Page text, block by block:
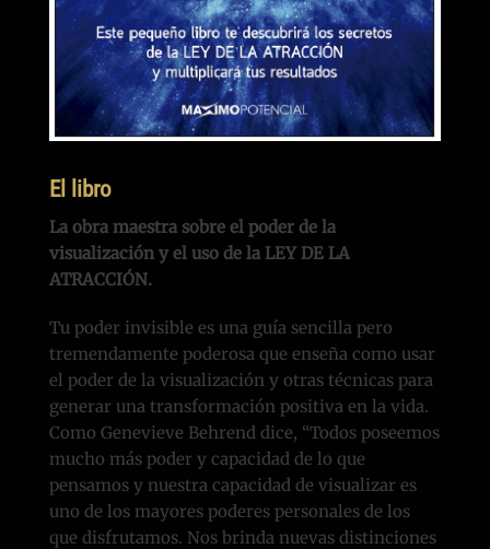
El libro
La obra maestra sobre el poder de la
visualización y el uso de la LEY DE LA
ATRACCIÓN.
Tu poder invisible es una guía sencilla pero
tremendamente poderosa que enseña como usar
el poder de la visualización y otras técnicas para
generar una transformación positiva en la vida.
Como Genevieve Behrend dice, “Todos poseemos
mucho más poder y capacidad de lo que
pensamos y nuestra capacidad de visualizar es
uno de los mayores poderes personales de los
que disfrutamos. Nos brinda nuevas distinciones